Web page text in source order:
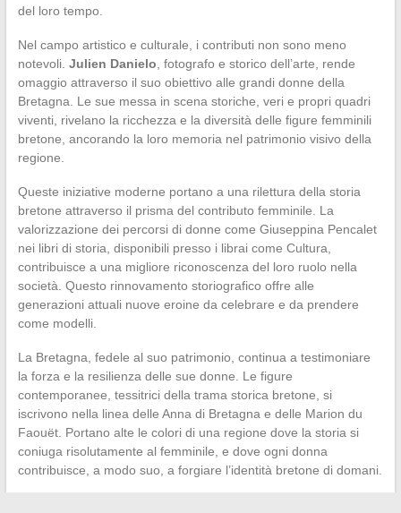
del loro tempo.
Nel campo artistico e culturale, i contributi non sono meno
notevoli. Julien Danielo , fotografo e storico dell’arte, rende
omaggio attraverso il suo obiettivo alle grandi donne della
Bretagna. Le sue messa in scena storiche, veri e propri quadri
viventi, rivelano la ricchezza e la diversità delle figure femminili
bretone, ancorando la loro memoria nel patrimonio visivo della
regione.
Queste iniziative moderne portano a una rilettura della storia
bretone attraverso il prisma del contributo femminile. La
valorizzazione dei percorsi di donne come Giuseppina Pencalet
nei libri di storia, disponibili presso i librai come Cultura,
contribuisce a una migliore riconoscenza del loro ruolo nella
società. Questo rinnovamento storiografico offre alle
generazioni attuali nuove eroine da celebrare e da prendere
come modelli.
La Bretagna, fedele al suo patrimonio, continua a testimoniare
la forza e la resilienza delle sue donne. Le figure
contemporanee, tessitrici della trama storica bretone, si
iscrivono nella linea delle Anna di Bretagna e delle Marion du
Faouët. Portano alte le colori di una regione dove la storia si
coniuga risolutamente al femminile, e dove ogni donna
contribuisce, a modo suo, a forgiare l’identità bretone di domani.